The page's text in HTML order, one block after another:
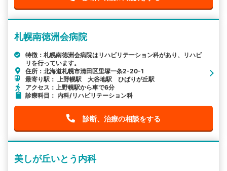
札幌南徳洲会病院
特徴：札幌南徳洲会病院はリハビリテーション科があり、リハビ
リを行っています。
住所：北海道札幌市清田区里塚一条2-20-1
最寄り駅： 上野幌駅 大谷地駅 ひばりが丘駅
アクセス：上野幌駅から車で6分
診療科目： 内科/リハビリテーション科
診断、治療の相談をする
美しが丘いとう内科